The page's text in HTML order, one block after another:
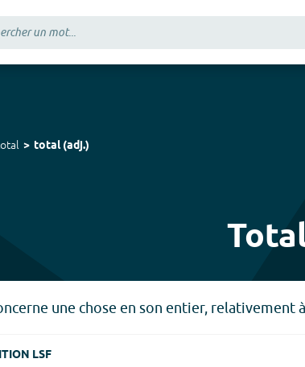
total(adj.)
une chose en son entier, relativement
LSF